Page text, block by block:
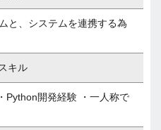
と、システムを連携する為
キル
Python開発経験 ・一人称で